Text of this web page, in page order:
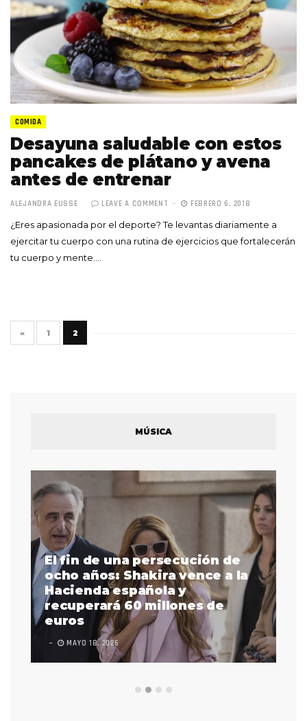
COMIDA
Desayuna saludable con estos
pancakes de plátano y avena
antes de entrenar
ALEJANDRA EUSSE LEAVE A COMMENT FEBRERO 6, 2018
¿Eres apasionada por el deporte? Te levantas diariamente a
ejercitar tu cuerpo con una rutina de ejercicios que fortalecerán
tu cuerpo y mente.…
« 1 2
MÚSICA
El fin de una persecución de
ocho años: Shakira vence a la
Hacienda española y
recuperará 60 millones de
euros
MAYO 18, 2026